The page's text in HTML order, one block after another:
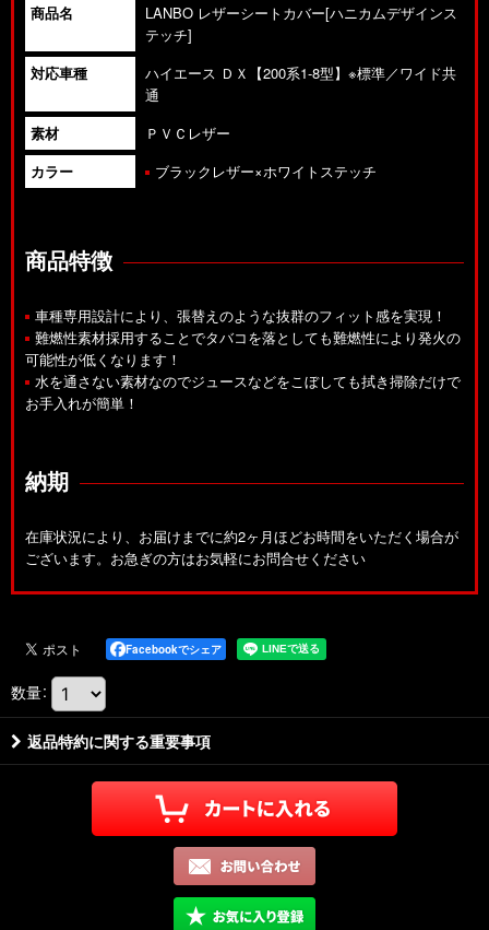
商品名
LANBO レザーシートカバー[ハニカムデザインス
テッチ]
対応車種
ハイエース ＤＸ【200系1-8型】※標準／ワイド共
通
素材
ＰＶＣレザー
カラー
ブラックレザー×ホワイトステッチ
商品特徴
車種専用設計により、張替えのような抜群のフィット感を実現！
難燃性素材採用することでタバコを落としても難燃性により発火の
可能性が低くなります！
水を通さない素材なのでジュースなどをこぼしても拭き掃除だけで
お手入れが簡単！
納期
在庫状況により、お届けまでに約2ヶ月ほどお時間をいただく場合が
ございます。お急ぎの方はお気軽にお問合せください
Facebookでシェア
数量:
返品特約に関する重要事項